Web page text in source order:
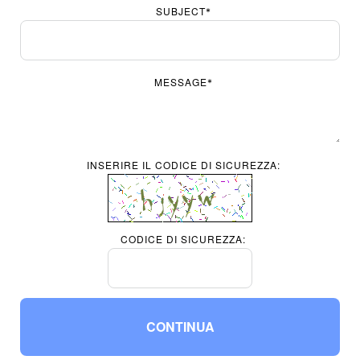
SUBJECT*
MESSAGE*
INSERIRE IL CODICE DI SICUREZZA:
CODICE DI SICUREZZA:
CONTINUA